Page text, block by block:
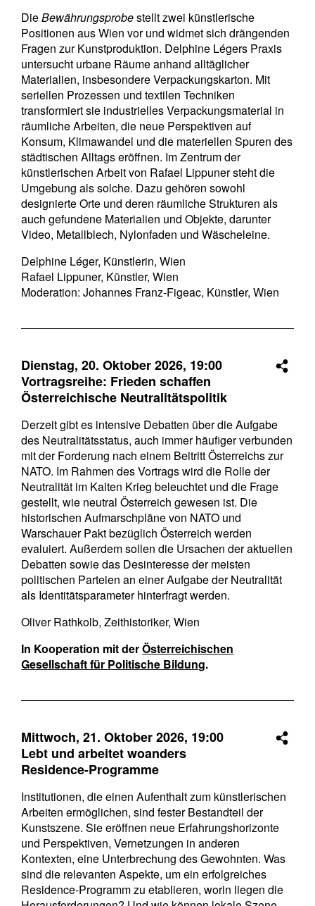
DieBewährungsprobestellt zwei künstlerische
Positionen aus Wien vor und widmet sich drängenden
Fragen zur Kunstproduktion. Delphine Légers Praxis
untersucht urbane Räume anhand alltäglicher
Materialien, insbesondere Verpackungskarton. Mit
seriellen Prozessen und textilen Techniken
transformiert sie industrielles Verpackungsmaterial in
räumliche Arbeiten, die neue Perspektiven auf
Konsum, Klimawandel und die materiellen Spuren des
städtischen Alltags eröffnen. Im Zentrum der
künstlerischen Arbeit von Rafael Lippuner steht die
Umgebung als solche. Dazu gehören sowohl
designierte Orte und deren räumliche Strukturen als
auch gefundene Materialien und Objekte, darunter
Video, Metallblech, Nylonfaden und Wäscheleine.
Delphine Léger, Künstlerin, Wien
Rafael Lippuner, Künstler, Wien
Moderation: Johannes Franz-Figeac, Künstler, Wien
Dienstag, 20. Oktober 2026, 19:00
Vortragsreihe: Frieden schaffen
Österreichische Neutralitätspolitik
Derzeit gibt es intensive Debatten über die Aufgabe
des Neutralitätsstatus, auch immer häufiger verbunden
mit der Forderung nach einem Beitritt Österreichs zur
NATO. Im Rahmen des Vortrags wird die Rolle der
Neutralität im Kalten Krieg beleuchtet und die Frage
gestellt, wie neutral Österreich gewesen ist. Die
historischen Aufmarschpläne von NATO und
Warschauer Pakt bezüglich Österreich werden
evaluiert. Außerdem sollen die Ursachen der aktuellen
Debatten sowie das Desinteresse der meisten
politischen Parteien an einer Aufgabe der Neutralität
als Identitätsparameter hinterfragt werden.
Oliver Rathkolb, Zeithistoriker, Wien
In Kooperation mit derÖsterreichischen
Gesellschaft für Politische Bildung.
Mittwoch, 21. Oktober 2026, 19:00
Lebt und arbeitet woanders
Residence-Programme
Institutionen, die einen Aufenthalt zum künstlerischen
Arbeiten ermöglichen, sind fester Bestandteil der
Kunstszene. Sie eröffnen neue Erfahrungshorizonte
und Perspektiven, Vernetzungen in anderen
Kontexten, eine Unterbrechung des Gewohnten. Was
sind die relevanten Aspekte, um ein erfolgreiches
Residence-Programm zu etablieren, worin liegen die